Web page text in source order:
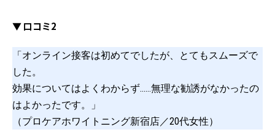
▼ 口コミ2
「オンライン接客は初めてでしたが、とてもスムーズで
した。
効果についてはよくわからず……無理な勧誘がなかったの
はよかったです。」
（プロケアホワイトニング新宿店／20代女性）